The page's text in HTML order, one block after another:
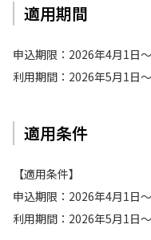
適用期間
申込期限： 2026年4月1日〜
利用期間： 2026年5月1日〜
適用条件
【適用条件】
申込期限：2026年4月1日
利用期間：2026年5月1日